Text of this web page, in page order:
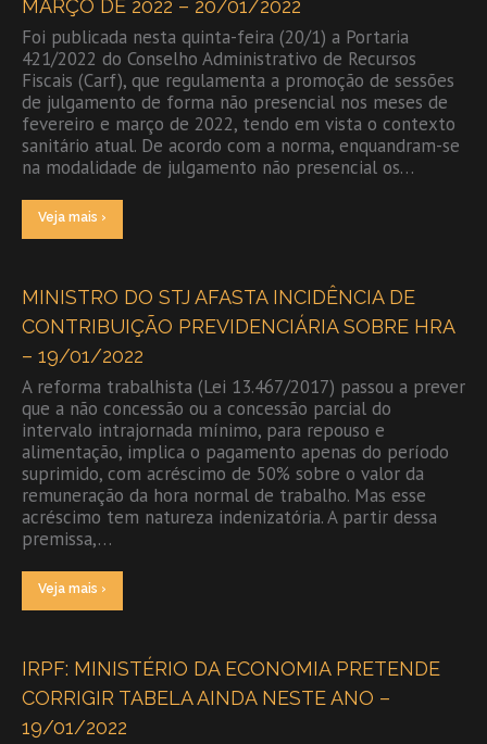
MARÇO DE 2022 – 20/01/2022
Foi publicada nesta quinta-feira (20/1) a Portaria
421/2022 do Conselho Administrativo de Recursos
Fiscais (Carf), que regulamenta a promoção de sessões
de julgamento de forma não presencial nos meses de
fevereiro e março de 2022, tendo em vista o contexto
sanitário atual. De acordo com a norma, enquandram-se
na modalidade de julgamento não presencial os…
Veja mais ›
MINISTRO DO STJ AFASTA INCIDÊNCIA DE
CONTRIBUIÇÃO PREVIDENCIÁRIA SOBRE HRA
– 19/01/2022
A reforma trabalhista (Lei 13.467/2017) passou a prever
que a não concessão ou a concessão parcial do
intervalo intrajornada mínimo, para repouso e
alimentação, implica o pagamento apenas do período
suprimido, com acréscimo de 50% sobre o valor da
remuneração da hora normal de trabalho. Mas esse
acréscimo tem natureza indenizatória. A partir dessa
premissa,…
Veja mais ›
IRPF: MINISTÉRIO DA ECONOMIA PRETENDE
CORRIGIR TABELA AINDA NESTE ANO –
19/01/2022